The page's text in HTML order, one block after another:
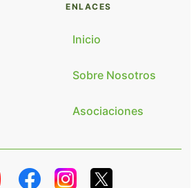
ENLACES
Inicio
Sobre Nosotros
Asociaciones